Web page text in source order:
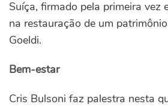
Suíça, firmado pela primeira vez
na restauração de um
Goeldi.
Bem-estar
Cris Bulsoni faz palestra nesta